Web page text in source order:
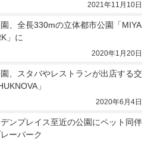
2021年11月10日
、全長330mの立体都市公園「MIYA
」に
2020年1月20日
、スタバやレストランが出店する交
」
2020年6月4日
ンプレイス至近の公園にペット同伴
ーパーク